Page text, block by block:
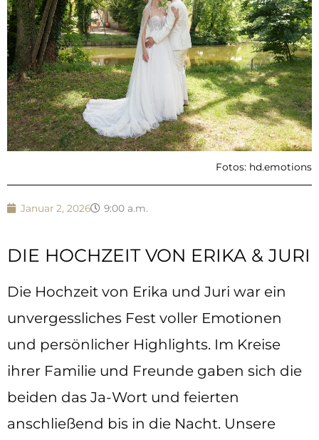
Fotos: hd.emotions
Januar 2, 2026 9:00 a.m.
DIE HOCHZEIT VON ERIKA & JURI
Die Hochzeit von Erika und Juri war ein
unvergessliches Fest voller Emotionen
und persönlicher Highlights. Im Kreise
ihrer Familie und Freunde gaben sich die
beiden das Ja-Wort und feierten
anschließend bis in die Nacht. Unsere